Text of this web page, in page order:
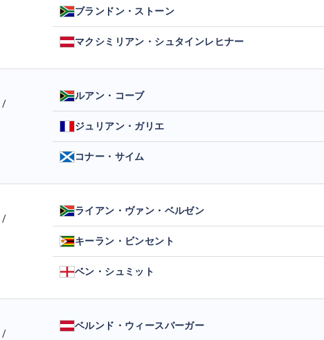
ブランドン・ストーン
マクシミリアン・シュタインレヒナー
/
ルアン・コーブ
ジュリアン・ガリエ
コナー・サイム
/
ライアン・ヴァン・ベルゼン
キーラン・ビンセント
ベン・シュミット
/
ベルンド・ウィースバーガー